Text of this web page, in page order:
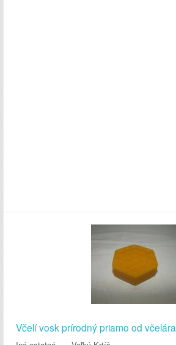
Včelí vosk prírodný priamo od včelára